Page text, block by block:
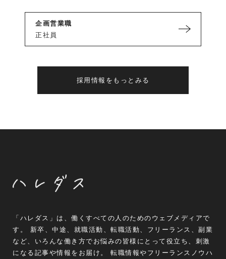
企画営業職
正社員
採用情報をもっとみる
「ハレダス」は、働くすべての人のためのウェブメディアで
す。 新卒、中途、就職活動、転職活動、フリーランス、副業
など、いろんな働き方でお悩みの皆様にとって役立ち、刺激
になる記事や情報をお届け。 転職情報やフリーランスノウハ